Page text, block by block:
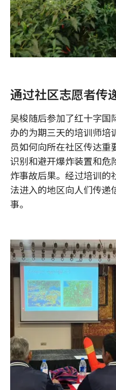
通过社区志愿者传
吴梭随后参加了红十字国
办的为期三天的培训师培
员如何向所在社区传达
识别和避开爆炸装置和危
炸事故后果。经过培训的
法进入的地区向人们传递
事。